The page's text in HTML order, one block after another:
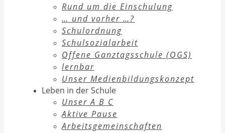
Rund um die Einschulung
… und vorher …?
Schulordnung
Schulsozialarbeit
Offene Ganztagsschule (OGS)
lernbar
Unser Medienbildungskonzept
Leben in der Schule
Unser A B C
Aktive Pause
Arbeitsgemeinschaften